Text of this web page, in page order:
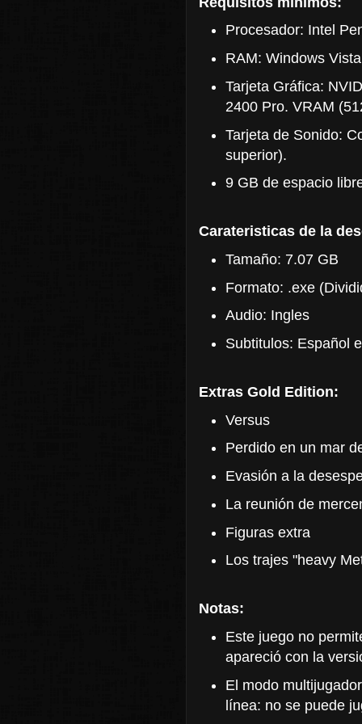
Procesador: Intel
RAM: Windows
Tarjeta Gráfica:
2400 Pro. VRAM
Tarjeta de Sonido:
superior).
9 GB de espacio
Carateristicas de la
Tamaño: 7.07 GB
Formato: .exe
Audio: Ingles
Subtitulos: Español
Extras Gold Edition:
Versus
Perdido en un mar
Evasión a la
La reunión de
Figuras extra
Los trajes "heavy
Notas:
Este juego no
apareció con la
El modo
línea: no se puede